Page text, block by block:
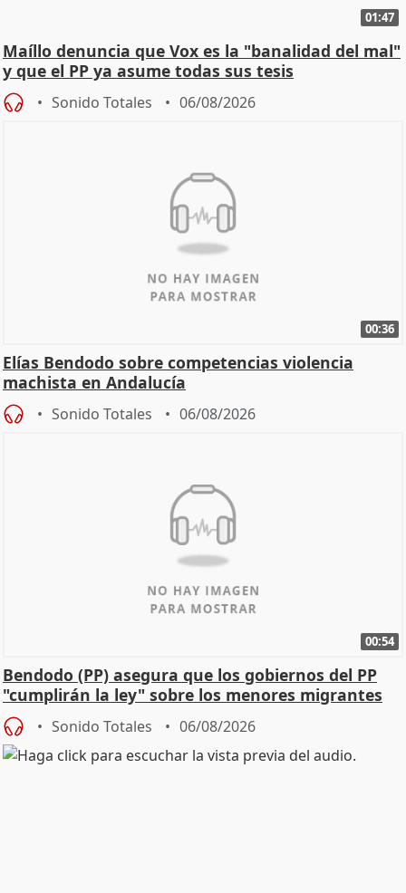
01:47
Maíllo denuncia que Vox es la "banalidad del mal"
y que el PP ya asume todas sus tesis
Sonido Totales 06/08/2026
00:36
Elías Bendodo sobre competencias violencia
machista en Andalucía
Sonido Totales 06/08/2026
00:54
Bendodo (PP) asegura que los gobiernos del PP
"cumplirán la ley" sobre los menores migrantes
Sonido Totales 06/08/2026